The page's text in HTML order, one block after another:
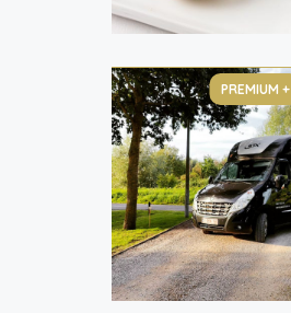
PREMIUM +